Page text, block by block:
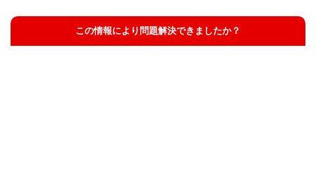
この情報により問題解決できましたか？